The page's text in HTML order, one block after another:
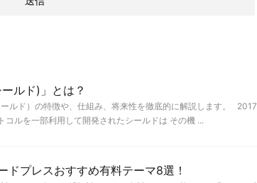
ルド)」とは？
ルド）の特徴や、仕組み、将来性を徹底的に解説します。 2017
コルを一部利用して開発されたシールドは その機 ...
ドプレスおすすめ有料テーマ8選！